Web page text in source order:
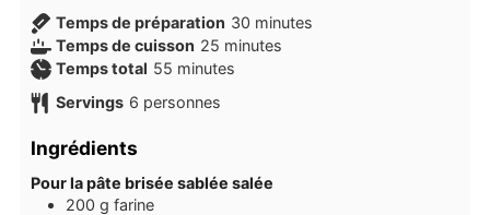
Temps de préparation 30 minutes
minutes
Temps de cuisson 25 minutes
minutes
Temps total 55 minutes
minutes
Servings 6 personnes
Ingrédients
Pour la pâte brisée sablée salée
200 g farine